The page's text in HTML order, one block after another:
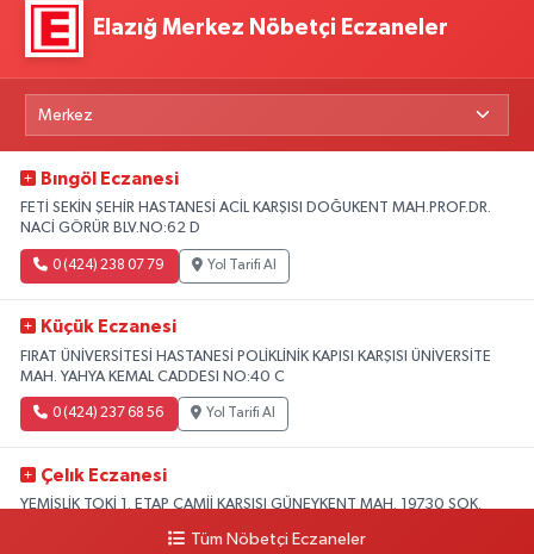
Elazığ Merkez Nöbetçi Eczaneler
Bıngöl Eczanesi
FETİ SEKİN ŞEHİR HASTANESİ ACİL KARŞISI DOĞUKENT MAH.PROF.DR.
NACİ GÖRÜR BLV.NO:62 D
0 (424) 238 07 79 Yol Tarifi Al
Küçük Eczanesi
FIRAT ÜNİVERSİTESİ HASTANESİ POLİKLİNİK KAPISI KARŞISI ÜNİVERSİTE
MAH. YAHYA KEMAL CADDESI NO:40 C
0 (424) 237 68 56 Yol Tarifi Al
Çelık Eczanesi
YEMİŞLİK TOKİ 1. ETAP CAMİİ KARŞISI GÜNEYKENT MAH. 19730 SOK.
Tüm Nöbetçi Eczaneler